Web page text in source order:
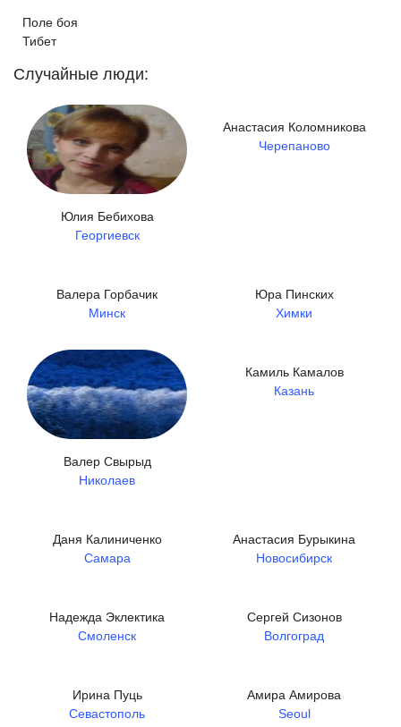
Поле боя
Тибет
Случайные люди:
Юлия Бебихова
Георгиевск
Анастасия Коломникова
Черепаново
Валера Горбачик
Минск
Юра Пинских
Химки
Валер Свырыд
Николаев
Камиль Камалов
Казань
Даня Калиниченко
Самара
Анастасия Бурыкина
Новосибирск
Надежда Эклектика
Смоленск
Сергей Сизонов
Волгоград
Ирина Пуць
Севастополь
Амира Амирова
Seoul